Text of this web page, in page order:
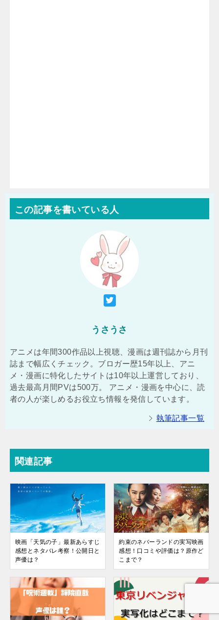
この記事を書いている人
うさうさ
アニメは年間300作品以上視聴、漫画は週刊誌から月刊
誌まで幅広くチェック。ブロガー歴15年以上、アニ
メ・漫画に特化したサイトは10年以上運営しており、
過去最高月間PVは500万。 アニメ・漫画を中心に、読
者の人が楽しめるお役立ち情報を発信しています。
執筆記事一覧
関連記事
映画「天気の子」最新あらすじ
感想とネタバレ考察！公開日と
声優は？
約束のネバーランドの実写映画
感想！口コミや評価は？原作ど
こまで？